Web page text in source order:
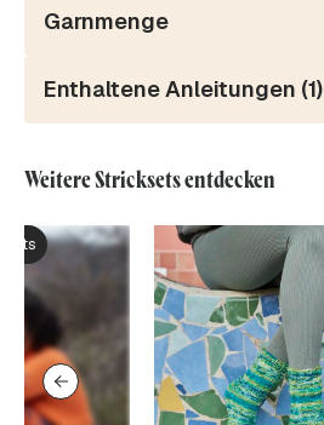
Garnmenge
Enthaltene Anleitungen (1)
Weitere Stricksets entdecken